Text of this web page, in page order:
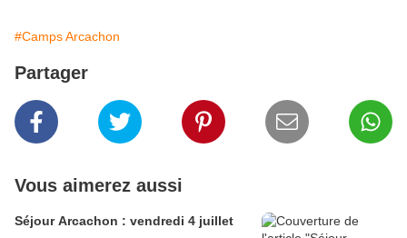
#Camps Arcachon
Partager
Vous aimerez aussi
Séjour Arcachon : vendredi 4 juillet